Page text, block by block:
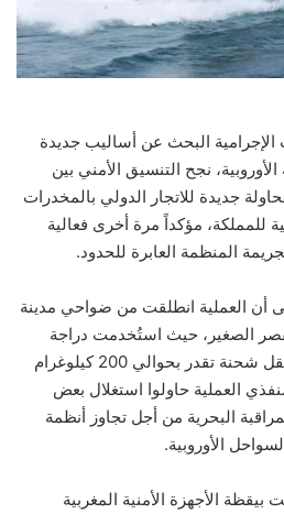
البحث عن أساليب جديدة
نجح التنسيق الأمني بين
جديدة للاتجار الدولي بالمخدرات
للمملكة، مؤكداً مرة أخرى فعالية
المنظمة العابرة للحدود.
أن العملية انطلقت من ضواحي مدينة
الصغير، حيث استُخدمت دراجة
مائية من نوع “جيت سكي” لنقل شحنة تقدر بحوالي 200 كيلوغرام
العملية حاولوا استغلال بعض
البحرية من أجل تجاوز أنظمة
الأوروبية.
الأجهزة الأمنية المغربية